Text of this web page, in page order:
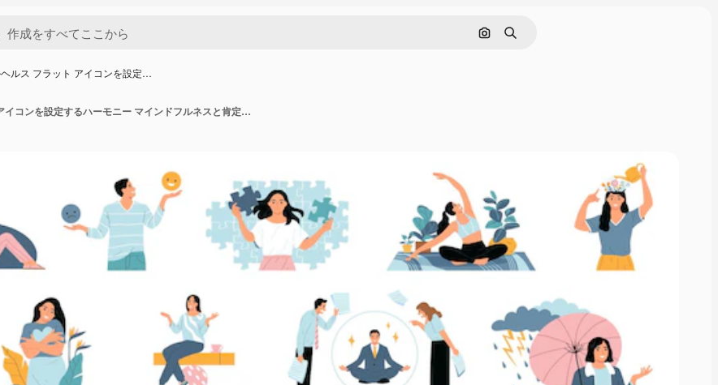
画像で検索
検索
ルス フラット アイコンを設定…
メンタルヘルス フラット アイコンを設定するハーモニー マインドフルネスと肯定的な思考のシンボル分離ベクトル イラスト